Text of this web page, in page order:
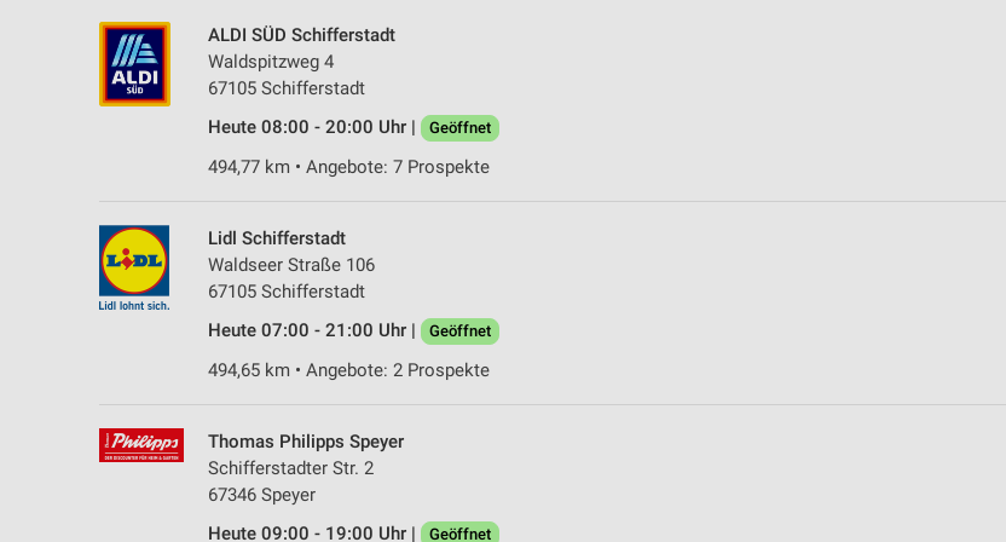
ALDI SÜD Schifferstadt
Waldspitzweg 4
67105 Schifferstadt
Heute 08:00 - 20:00 Uhr |
Geöffnet
494,77 km • Angebote: 7 Prospekte
Lidl Schifferstadt
Waldseer Straße 106
67105 Schifferstadt
Heute 07:00 - 21:00 Uhr |
Geöffnet
494,65 km • Angebote: 2 Prospekte
Thomas Philipps Speyer
Schifferstadter Str. 2
67346 Speyer
Heute 09:00 - 19:00 Uhr |
Geöffnet